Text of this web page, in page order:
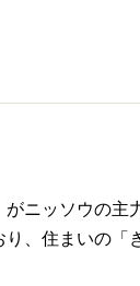
ニッソウの主
、住まいの「